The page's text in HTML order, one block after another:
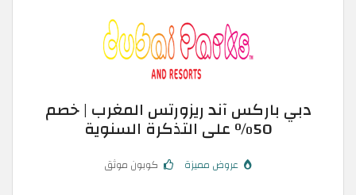
دبي باركس آند ريزورتس المغرب | خصم
50٪ على التذكرة السنوية
عروض مميزة كوبون موثق